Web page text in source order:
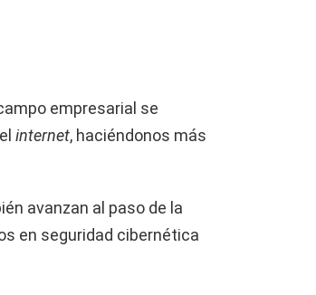
empresarial se
internet, haciéndonos más
avanzan al paso de la
en seguridad cibernética